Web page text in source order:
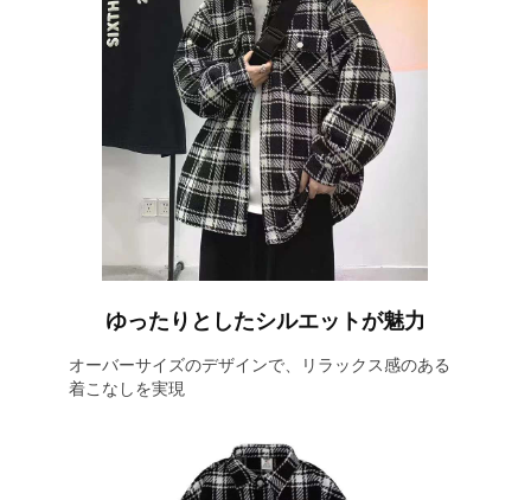
ゆったりとしたシルエットが魅力
オーバーサイズのデザインで、リラックス感のある
着こなしを実現